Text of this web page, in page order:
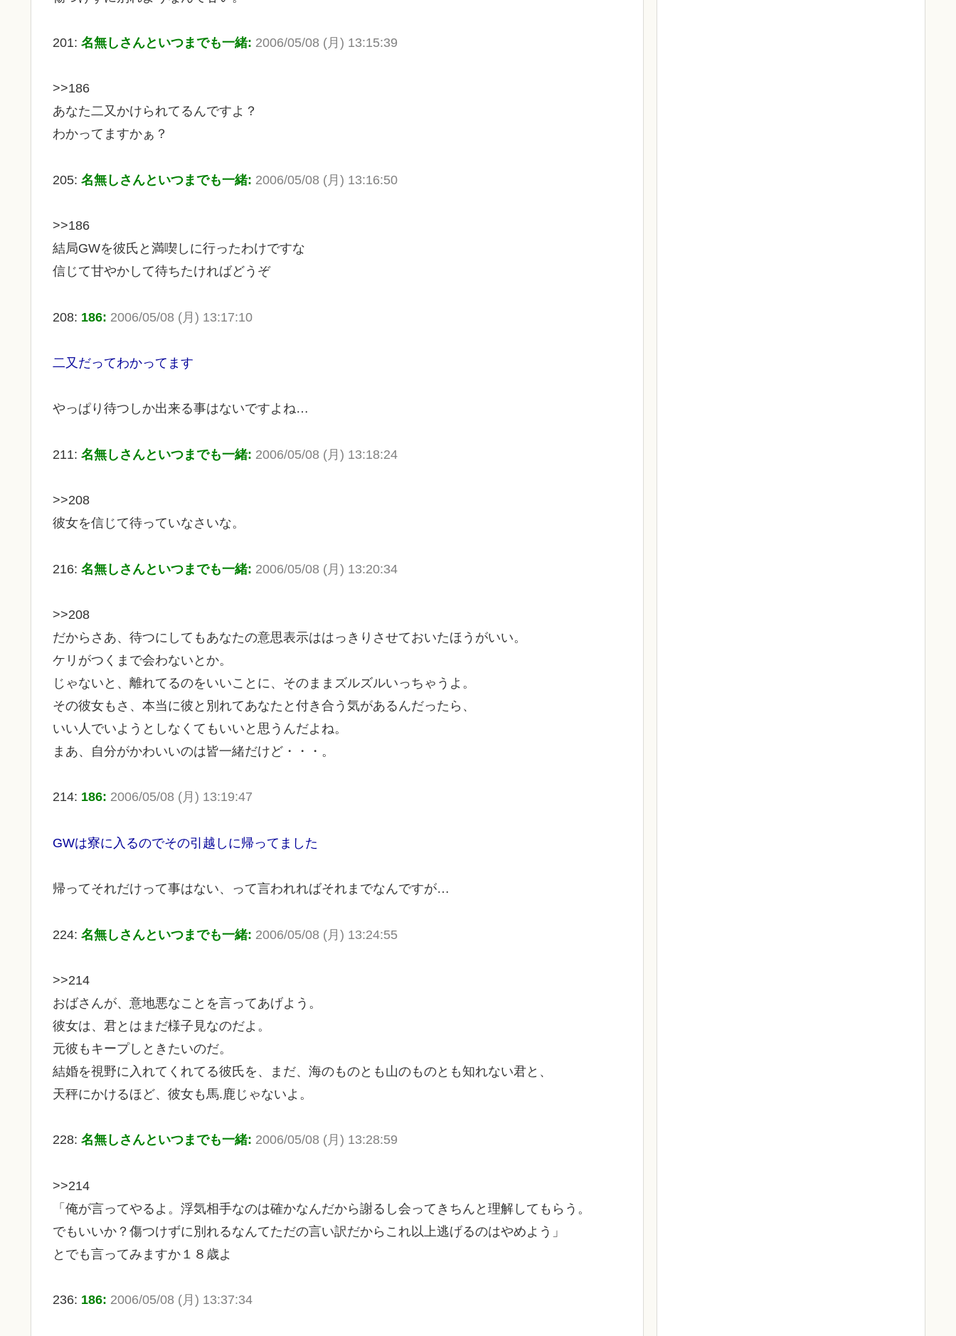
201: 名無しさんといつまでも一緒: 2006/05/08 (月) 13:15:39
>>186
あなた二又かけられてるんですよ？
わかってますかぁ？
205: 名無しさんといつまでも一緒: 2006/05/08 (月) 13:16:50
>>186
結局GWを彼氏と満喫しに行ったわけですな
信じて甘やかして待ちたければどうぞ
208: 186: 2006/05/08 (月) 13:17:10
二又だってわかってます
やっぱり待つしか出来る事はないですよね…
211: 名無しさんといつまでも一緒: 2006/05/08 (月) 13:18:24
>>208
彼女を信じて待っていなさいな。
216: 名無しさんといつまでも一緒: 2006/05/08 (月) 13:20:34
>>208
だからさあ、待つにしてもあなたの意思表示ははっきりさせておいたほうがいい。
ケリがつくまで会わないとか。
じゃないと、離れてるのをいいことに、そのままズルズルいっちゃうよ。
その彼女もさ、本当に彼と別れてあなたと付き合う気があるんだったら、
いい人でいようとしなくてもいいと思うんだよね。
まあ、自分がかわいいのは皆一緒だけど・・・。
214: 186: 2006/05/08 (月) 13:19:47
GWは寮に入るのでその引越しに帰ってました
帰ってそれだけって事はない、って言われればそれまでなんですが…
224: 名無しさんといつまでも一緒: 2006/05/08 (月) 13:24:55
>>214
おばさんが、意地悪なことを言ってあげよう。
彼女は、君とはまだ様子見なのだよ。
元彼もキープしときたいのだ。
結婚を視野に入れてくれてる彼氏を、まだ、海のものとも山のものとも知れない君と、
天秤にかけるほど、彼女も馬.鹿じゃないよ。
228: 名無しさんといつまでも一緒: 2006/05/08 (月) 13:28:59
>>214
「俺が言ってやるよ。浮気相手なのは確かなんだから謝るし会ってきちんと理解してもらう。
でもいいか？傷つけずに別れるなんてただの言い訳だからこれ以上逃げるのはやめよう」
とでも言ってみますか１８歳よ
236: 186: 2006/05/08 (月) 13:37:34